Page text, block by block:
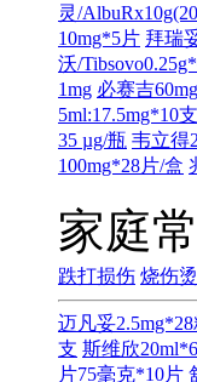
灵/
10mg*5片 拜瑞
沃/
1mg 必赛吉
5ml:17.5mg*10支
35 µg/瓶 韦立得
100mg*28片/盒
家庭
跌打损伤 烧伤
迈凡妥2.5mg*28
支 斯维欣
片75毫克*10片